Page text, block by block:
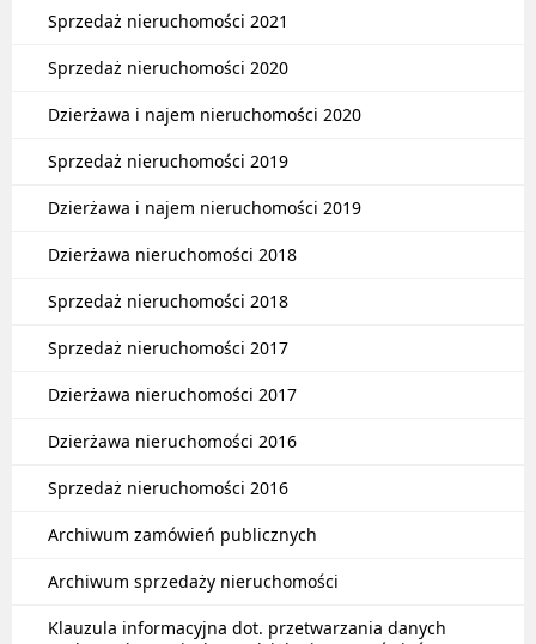
Sprzedaż nieruchomości 2021
Sprzedaż nieruchomości 2020
Dzierżawa i najem nieruchomości 2020
Sprzedaż nieruchomości 2019
Dzierżawa i najem nieruchomości 2019
Dzierżawa nieruchomości 2018
Sprzedaż nieruchomości 2018
Sprzedaż nieruchomości 2017
Dzierżawa nieruchomości 2017
Dzierżawa nieruchomości 2016
Sprzedaż nieruchomości 2016
Archiwum zamówień publicznych
Archiwum sprzedaży nieruchomości
Klauzula informacyjna dot. przetwarzania danych